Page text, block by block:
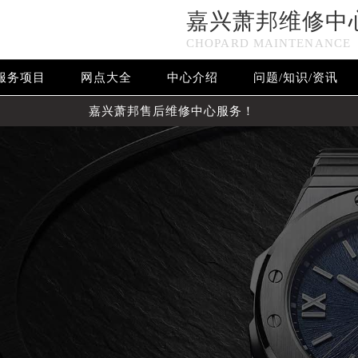
嘉兴萧邦维修中
CHOPARD MAINTENANCE
务项目 网点大全 中心介绍 问题/知识/资讯
嘉兴萧邦售后维修中心服务！